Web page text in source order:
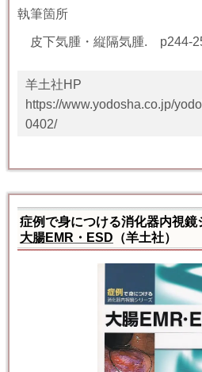
執筆箇所
皮下気腫・縦隔気腫. p244-
羊土社HP
https://www.yodosha.co.jp/
0402/
症例で身につける消化器内視鏡
大腸EMR・ESD （羊土社）